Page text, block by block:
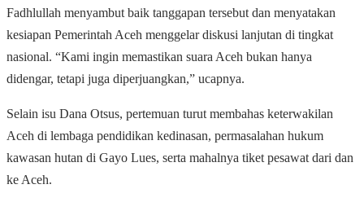
Fadhlullah menyambut baik tanggapan tersebut dan menyatakan
kesiapan Pemerintah Aceh menggelar diskusi lanjutan di tingkat
nasional. “Kami ingin memastikan suara Aceh bukan hanya
didengar, tetapi juga diperjuangkan,” ucapnya.
Selain isu Dana Otsus, pertemuan turut membahas keterwakilan
Aceh di lembaga pendidikan kedinasan, permasalahan hukum
kawasan hutan di Gayo Lues, serta mahalnya tiket pesawat dari dan
ke Aceh.